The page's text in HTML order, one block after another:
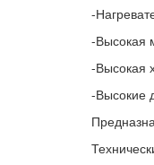
-
-Высокая
-Высокая
-Высокие